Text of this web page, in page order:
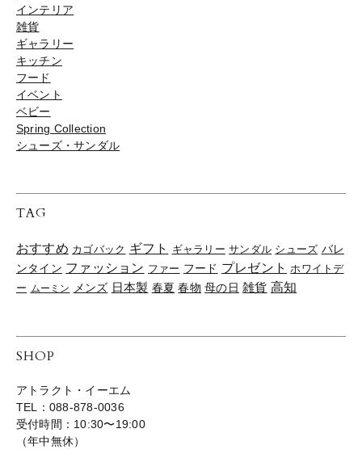
インテリア
雑貨
ギャラリー
キッチン
フード
イベント
ベビー
Spring Collection
シューズ・サンダル
TAG
おすすめ カゴバック ギフト ギャラリー サンダル シューズ バレ
ンタイン ファッション ファー フード プレゼント ホワイトデ
ー ムーミン メンズ 日本製 春夏 春物 母の日 雑貨 高知
SHOP
アトラクト・イーエム
TEL：088-878-0036
受付時間：10:30〜19:00
（年中無休）